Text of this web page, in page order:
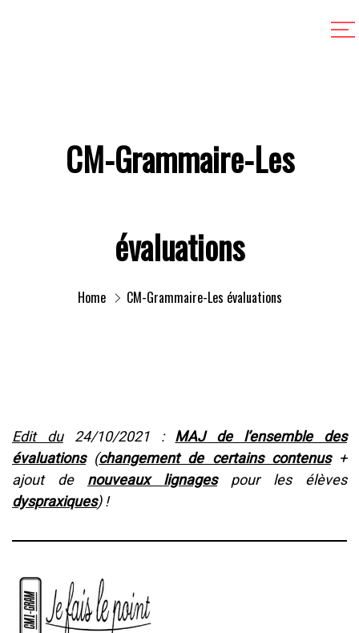
CM-Grammaire-Les
évaluations
Home CM-Grammaire-Les évaluations
Edit du24/10/2021 : MAJ de l’ensemble des
évaluations(changement de certains contenus+
ajout de nouveaux lignagespour les élèves
dyspraxiques) !